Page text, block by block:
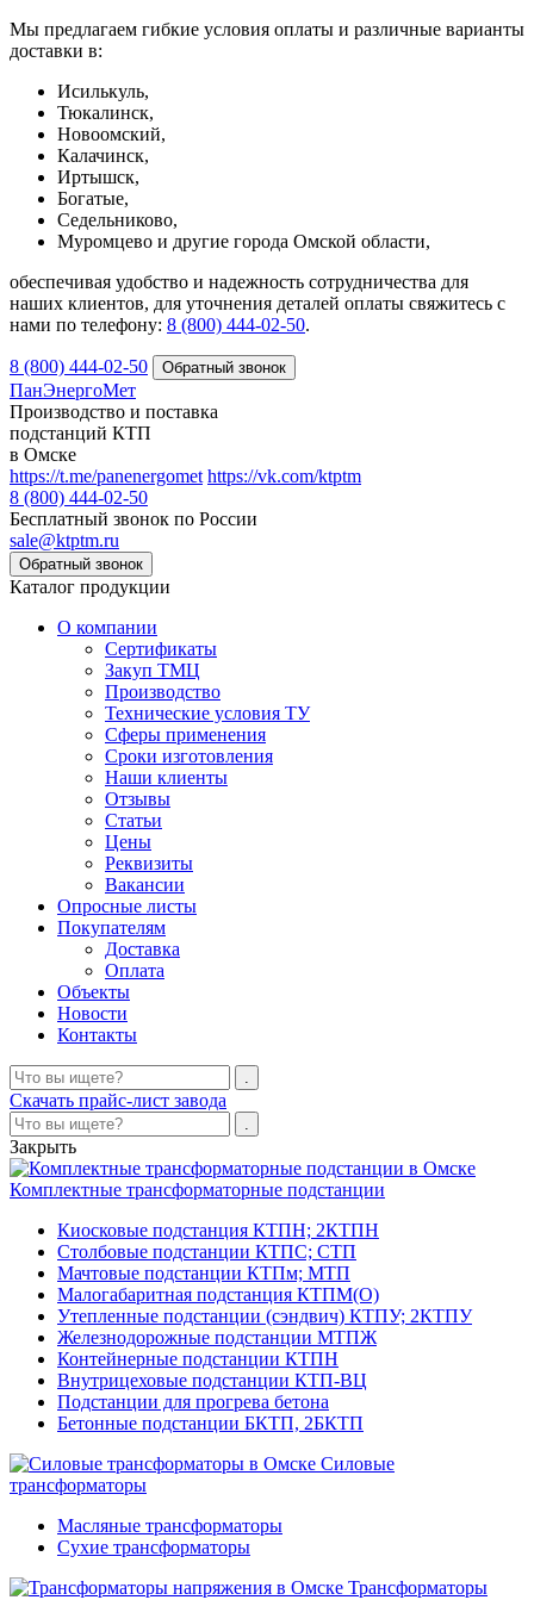
Мы предлагаем гибкие условия оплаты и различные варианты
доставки в:
Исилькуль,
Тюкалинск,
Новоомский,
Калачинск,
Иртышск,
Богатые,
Седельниково,
Муромцево и другие города Омской области,
обеспечивая удобство и надежность сотрудничества для
наших клиентов, для уточнения деталей оплаты свяжитесь с
нами по телефону: 8 (800) 444-02-50.
8 (800) 444-02-50
ПанЭнергоМет
Производство и поставка
подстанций КТП
в Омске
https://t.me/panenergomet https://vk.com/ktptm
8 (800) 444-02-50
Бесплатный звонок по России
sale@ktptm.ru
Каталог продукции
О компании
Сертификаты
Закуп ТМЦ
Производство
Технические условия ТУ
Сферы применения
Сроки изготовления
Наши клиенты
Отзывы
Статьи
Цены
Реквизиты
Вакансии
Опросные листы
Покупателям
Доставка
Оплата
Объекты
Новости
Контакты
Скачать прайс-лист завода
Закрыть
Комплектные трансформаторные подстанции
Киосковые подстанция КТПН; 2КТПН
Столбовые подстанции КТПС; СТП
Мачтовые подстанции КТПм; МТП
Малогабаритная подстанция КТПМ(О)
Утепленные подстанции (сэндвич) КТПУ; 2КТПУ
Железнодорожные подстанции МТПЖ
Контейнерные подстанции КТПН
Внутрицеховые подстанции КТП-ВЦ
Подстанции для прогрева бетона
Бетонные подстанции БКТП, 2БКТП
Силовые
трансформаторы
Масляные трансформаторы
Сухие трансформаторы
Трансформаторы